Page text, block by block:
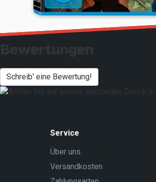
Bewertungen
Schreib' eine Bewertung!
Service
Über uns
Versandkosten